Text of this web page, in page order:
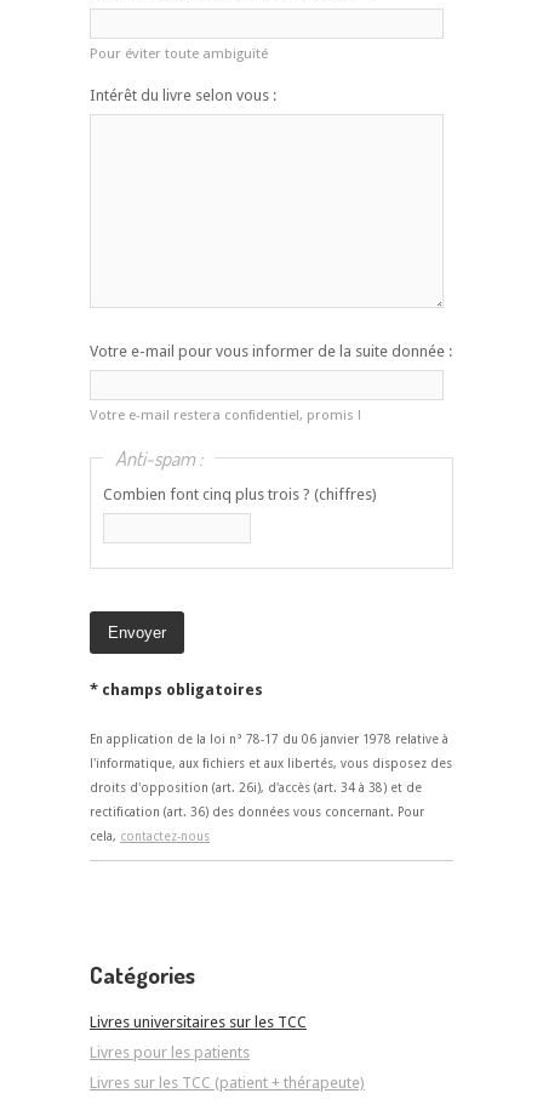
Pour éviter toute ambiguïté
Intérêt du livre selon vous :
Votre e-mail pour vous informer de la suite donnée :
Votre e-mail restera confidentiel, promis !
Anti-spam :
Combien font cinq plus trois ? (chiffres)
* champs obligatoires
En application de la loi n° 78-17 du 06 janvier 1978 relative à
l'informatique, aux fichiers et aux libertés, vous disposez des
droits d'opposition (art. 26i), d'accès (art. 34 à 38) et de
rectification (art. 36) des données vous concernant. Pour
cela, contactez-nous
Catégories
Livres universitaires sur les TCC
Livres pour les patients
Livres sur les TCC (patient + thérapeute)